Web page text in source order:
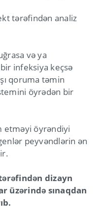
tərəfindən analiz
və ya
infeksiya keçsə
qoruma təmin
öyrədən bir
etməyi öyrəndiyi
peyvəndlərin ən
dizayn
üzərində sınaqdan